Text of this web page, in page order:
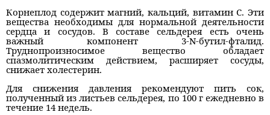
Корнеплод содержит магний, кальций, витамин С. Эти
вещества необходимы для нормальной деятельности
сердца и сосудов. В составе сельдерея есть очень
важный компонент 3-N-бутил-фталид.
Труднопроизносимое вещество обладает
спазмолитическим действием, расширяет сосуды,
снижает холестерин.
Для снижения давления рекомендуют пить сок,
полученный из листьев сельдерея, по 100 г ежедневно в
течение 14 недель.